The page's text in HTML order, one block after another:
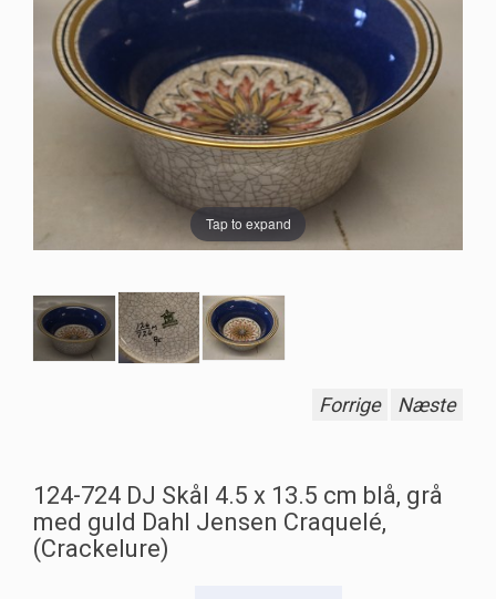
Tap to expand
Forrige Næste
124-724 DJ Skål 4.5 x 13.5 cm blå, grå
med guld Dahl Jensen Craquelé,
(Crackelure)